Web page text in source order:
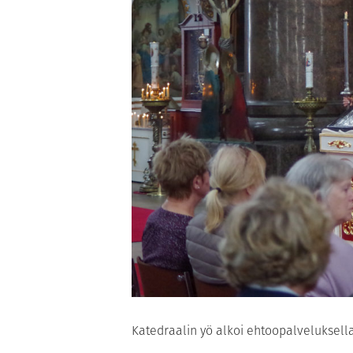
Katedraalin yö alkoi